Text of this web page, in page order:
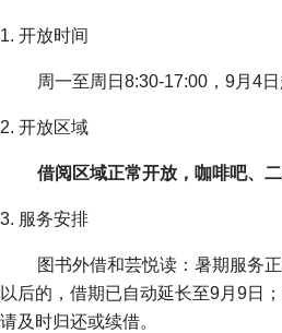
1. 开放时间
周一至周日8:30-17:00，9月4日
2. 开放区域
借阅区域正常开放，咖啡吧、二
3. 服务安排
图书外借和芸悦读：暑期服务
以后的，借期已自动延长至9月9日
请及时归还或续借。